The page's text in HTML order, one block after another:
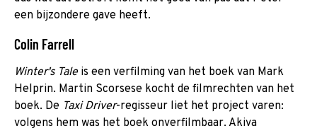
een bijzondere gave heeft.
Colin Farrell
Winter's Tale is een verfilming van het boek van Mark
Helprin. Martin Scorsese kocht de filmrechten van het
boek. De Taxi Driver-regisseur liet het project varen:
volgens hem was het boek onverfilmbaar. Akiva